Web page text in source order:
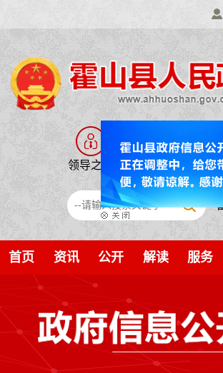
领导之窗 走进霍山 移
首页 资讯 公开 解读 服务